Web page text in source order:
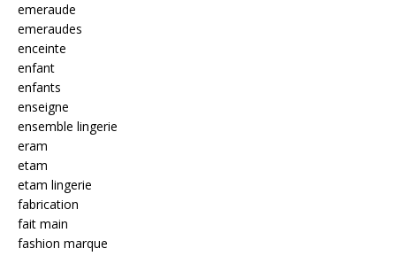
emeraude
emeraudes
enceinte
enfant
enfants
enseigne
ensemble lingerie
eram
etam
etam lingerie
fabrication
fait main
fashion marque